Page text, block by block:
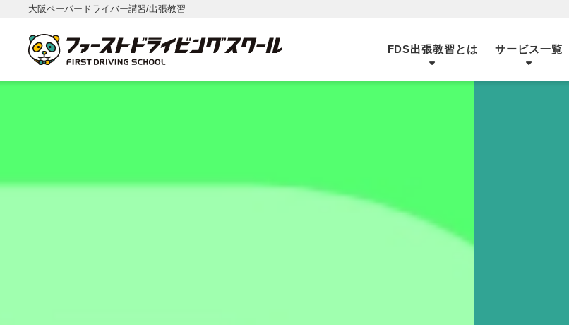
大阪ペーパードライバー講習/出張教習
FDS出張教習とは サービス一覧